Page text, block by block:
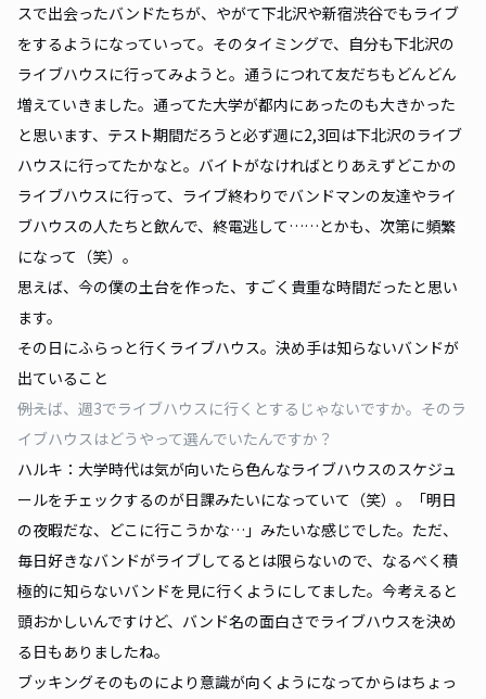
スで出会ったバンドたちが、やがて下北沢や新宿渋谷でもライブ
をするようになっていって。そのタイミングで、自分も下北沢の
ライブハウスに行ってみようと。通うにつれて友だちもどんどん
増えていきました。通ってた大学が都内にあったのも大きかった
と思います、テスト期間だろうと必ず週に2,3回は下北沢のライブ
ハウスに行ってたかなと。バイトがなければとりあえずどこかの
ライブハウスに行って、ライブ終わりでバンドマンの友達やライ
ブハウスの人たちと飲んで、終電逃して……とかも、次第に頻繁
になって（笑）。
思えば、今の僕の土台を作った、すごく貴重な時間だったと思い
ます。
その日にふらっと行くライブハウス。決め手は知らないバンドが
出ていること
――例えば、週3でライブハウスに行くとするじゃないですか。そのラ
イブハウスはどうやって選んでいたんですか？
ハルキ：大学時代は気が向いたら色んなライブハウスのスケジュ
ールをチェックするのが日課みたいになっていて（笑）。「明日
の夜暇だな、どこに行こうかな…」みたいな感じでした。ただ、
毎日好きなバンドがライブしてるとは限らないので、なるべく積
極的に知らないバンドを見に行くようにしてました。今考えると
頭おかしいんですけど、バンド名の面白さでライブハウスを決め
る日もありましたね。
ブッキングそのものにより意識が向くようになってからはちょっ